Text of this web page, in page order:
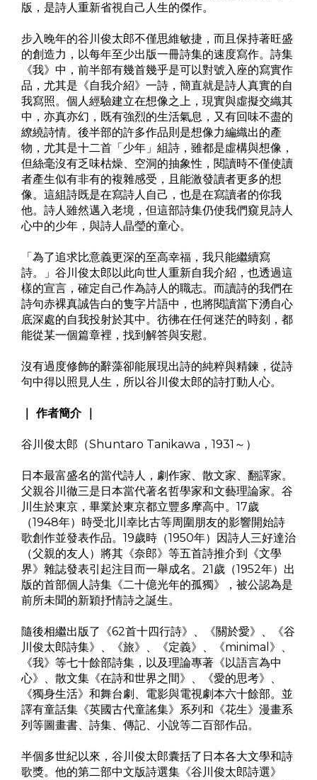
版，是詩人重新省視自己人生的傑作。
步入晚年的谷川俊太郎不僅思維敏捷，而且保持著旺盛
的創造力，以每年至少出版一冊詩集的速度寫作。詩集
《我》中，前半部有幾首幾乎是可以對號入座的寫實作
品，尤其是《自我介紹》一詩，簡直就是詩人真實的自
我寫照。個人經驗建立在想像之上，現實與虛擬交織其
中，亦真亦幻，既有強烈的生活氣息，又有回味不盡的
繚繞詩情。後半部的許多作品則是想像力編織出的產
物，尤其是十二首「少年」組詩，雖都是虛構與想像，
但絲毫沒有乏味枯燥、空洞的抽象性，閱讀時不僅使讀
者產生似有非有的複雜感受，且能激發讀者更多的想
像。這組詩既是在寫詩人自己，也是在寫讀者的你我
他。詩人雖然邁入老境，但這部詩集仍使我們窺見詩人
心中的少年，與詩人晶瑩的童心。
「為了追求比意義更深的至高幸福，我只能繼續寫
詩。」谷川俊太郎以此向世人重新自我介紹，也透過這
樣的宣言，確定自己作為詩人的職志。而讀詩的我們在
詩句赤裸真誠告白的隻字片語中，也將閱讀當下湧自心
底深處的自我投射於其中。彷彿在任何迷茫的時刻，都
能從某一個篇章裡，找到解答與安慰。
沒有過度修飾的辭藻卻能展現出詩的純粹與精鍊，從詩
句中得以照見人生，所以谷川俊太郎的詩打動人心。
｜ 作者簡介 ｜
谷川俊太郎（Shuntaro Tanikawa，1931～）
日本最富盛名的當代詩人，劇作家、散文家、翻譯家。
父親谷川徹三是日本當代著名哲學家和文藝理論家。谷
川生於東京，畢業於東京都立豐多摩高中。17歲
（1948年）時受北川幸比古等周圍朋友的影響開始詩
歌創作並發表作品。19歲時（1950年）因詩人三好達治
（父親的友人）將其《奈郎》等五首詩推介到《文學
界》雜誌發表引起注目而一舉成名。21歲（1952年）出
版的首部個人詩集《二十億光年的孤獨》，被公認為是
前所未聞的新穎抒情詩之誕生。
隨後相繼出版了《62首十四行詩》、《關於愛》、《谷
川俊太郎詩集》、《旅》、《定義》、《minimal》、
《我》等七十餘部詩集，以及理論專著《以語言為中
心》、散文集《在詩和世界之間》、《愛的思考》、
《獨身生活》和舞台劇、電影與電視劇本六十餘部。並
譯有童話集《英國古代童謠集》系列和《花生》漫畫系
列等圖畫書、詩集、傳記、小說等二百部作品。
半個多世紀以來，谷川俊太郎囊括了日本各大文學和詩
歌獎。他的第二部中文版詩選集《谷川俊太郎詩選》